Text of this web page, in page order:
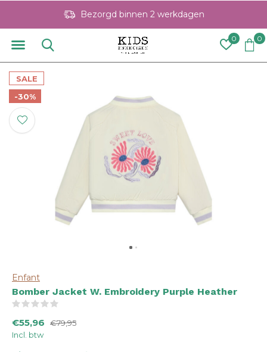
0 0
Bezorgd binnen 2 werkdagen
SALE
-30%
Enfant
Bomber Jacket W. Embroidery Purple Heather
€55,96
€79,95
Incl. btw